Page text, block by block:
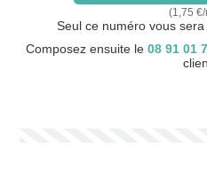
(1,75
Seul ce numéro vous
Composez ensuite le 08 91 01